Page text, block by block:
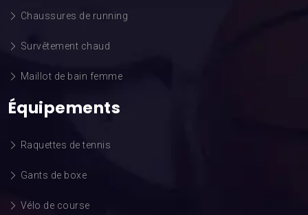
Chaussures de running
Survêtement chaud
Maillot de bain femme
Équipements
Raquettes de tennis
Gants de boxe
Vélo de course